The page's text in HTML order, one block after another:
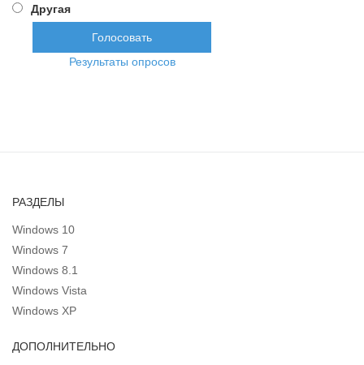
Другая
Результаты опросов
РАЗДЕЛЫ
Windows 10
Windows 7
Windows 8.1
Windows Vista
Windows XP
ДОПОЛНИТЕЛЬНО